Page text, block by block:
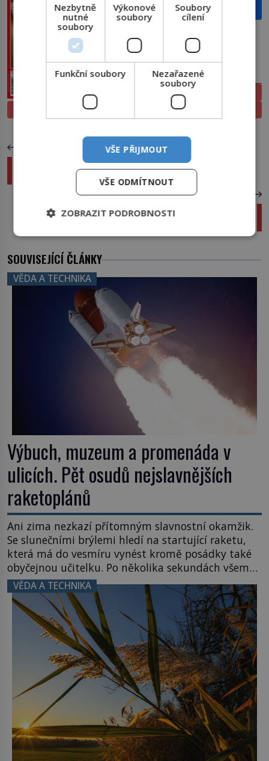
PROLISTOVAT
Email
PŘEDPLATNÉ
ELEKTRONICKÉ
TIŠTĚNÉ
Hitlerovi bodyguardi: Jak pracovali ti, kteří měli
střežit Vůdcův život?
Nečekané shledání: S unesenou sestrou se
SOUVISEJÍCÍ ČLÁNKY
VĚDA A TECHNIKA
Výbuch, muzeum a promenáda v
ulicích. Pět osudů nejslavnějších
raketoplánů
Ani zima nezkazí přítomným slavnostní okamžik.
Se slunečními brýlemi hledí na startující raketu,
která má do vesmíru vynést kromě posádky také
obyčejnou učitelku. Po několika sekundách všem
ztuhnou úsměvy, stroj totiž exploduje. Jejich
konstrukce není z levného kraje, daňové
poplatníky stojí miliardy dolarů. Na druhou stranu
zvládnou jen představitelné věci. Na malé kousky
Název: Columbia První […]
VĚDA A TECHNIKA
Nezbytně
nutné
soubory
Výkonové
soubory
Soubory
cílení
Funkční soubory
Nezařazené
soubory
VŠE PŘIJMOUT
VŠE ODMÍTNOUT
ZOBRAZIT PODROBNOSTI